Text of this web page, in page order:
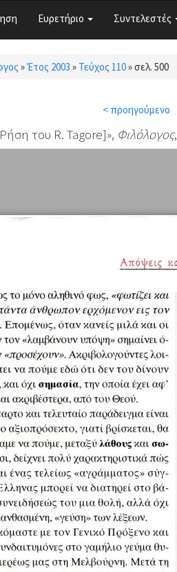
Ευρετήριο Συντελεστές
»Έτος 2003 » Τεύχος 110»σελ. 500
< προηγούμενο
του R. Tagore]», Φιλόλογος,